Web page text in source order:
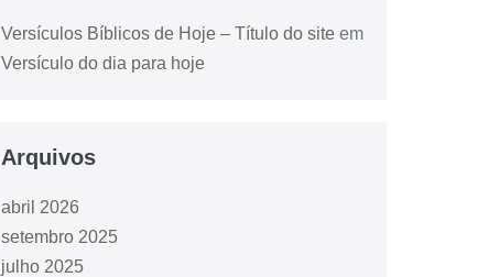
Versículos Bíblicos de Hoje – Título do siteem
Versículo do dia para hoje
Arquivos
abril 2026
setembro 2025
julho 2025